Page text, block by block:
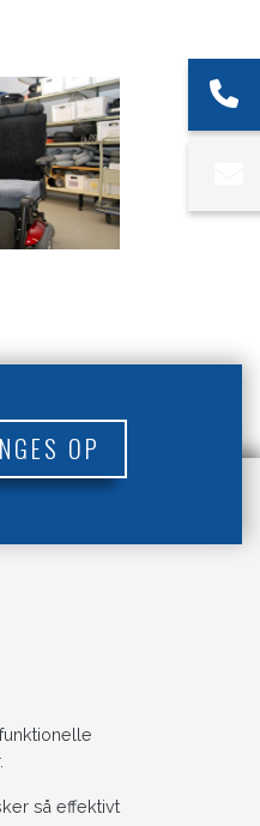
OP
så effektivt